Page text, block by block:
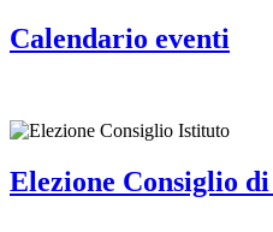
Calendario eventi
Elezione Consiglio